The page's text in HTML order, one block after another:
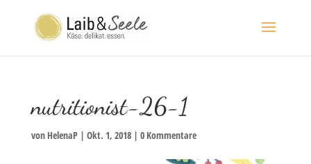
nutritionist-26-1
von HelenaP| Okt. 1, 2018| 0 Kommentare